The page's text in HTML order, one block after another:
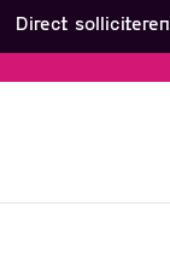
Direct solliciteren